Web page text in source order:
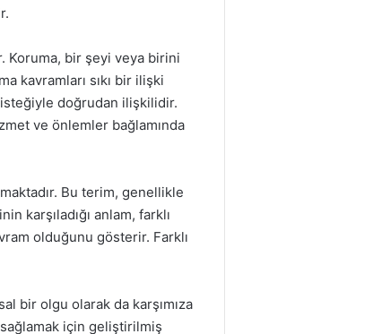
Koruma, bir şeyi veya birini
kavramları sıkı bir ilişki
doğrudan ilişkilidir.
ve önlemler bağlamında
Bu terim, genellikle
karşıladığı anlam, farklı
olduğunu gösterir. Farklı
bir olgu olarak da karşımıza
sağlamak için geliştirilmiş